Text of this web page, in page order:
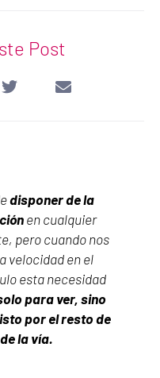
Post
disponer de la
en cualquier
pero cuando nos
velocidad en el
esta necesidad
para ver, sino
por el resto de
la vía.